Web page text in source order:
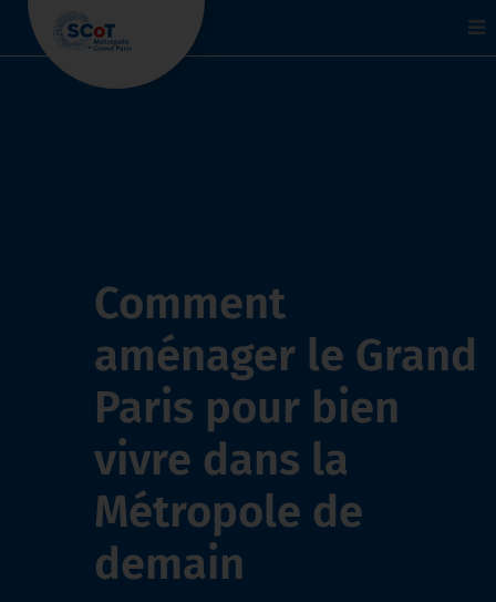
Comment
aménager le Grand
Paris pour bien
vivre dans la
Métropole de
demain